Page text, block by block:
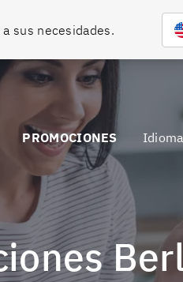
sus necesidades.
PROMOCIONES